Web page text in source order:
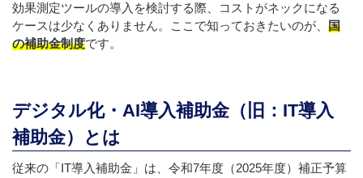
効果測定ツールの導入を検討する際、コストがネックになる
ケースは少なくありません。ここで知っておきたいのが、 国
の補助金制度です。
デジタル化・AI導入補助金（旧：IT導入
補助金）とは
従来の「IT導入補助金」は、令和7年度（2025年度）補正予算